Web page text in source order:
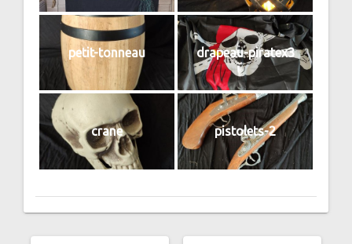
petit-tonneau drapeau-piratex3
crane pistolets-2